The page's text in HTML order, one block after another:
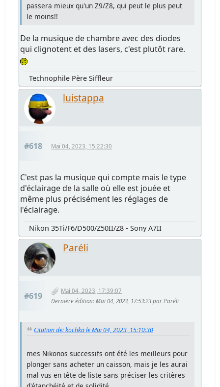
passera mieux qu'un Z9/Z8, qui peut le plus peut
le moins!!
De la musique de chambre avec des diodes
qui clignotent et des lasers, c'est plutôt rare.
Technophile Père Siffleur
luistappa
#618 Mai 04, 2023, 15:22:30
C'est pas la musique qui compte mais le type
d'éclairage de la salle où elle est jouée et
même plus précisément les réglages de
l'éclairage.
Nikon 35Ti/F6/D500/Z50II/Z8 - Sony A7II
Paréli
#619
Mai 04, 2023, 17:39:07
Dernière édition: Mai 04, 2023, 17:53:23 par Paréli
Citation de: kochka le Mai 04, 2023, 15:10:30
mes Nikonos successifs ont été les meilleurs pour
plonger sans acheter un caisson, mais je les aurai
mal vus en tête de liste sans préciser les critères